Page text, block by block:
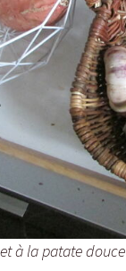
à la patate douce